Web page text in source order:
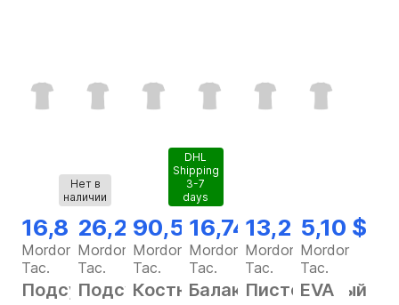
16,82 $
Mordor
Tac.
Подсумок
Нет в
наличии
26,28 $
Mordor
Tac.
Подсумок
90,56 $
Mordor
Tac.
Костюм
DHL
Shipping
3-7
days
16,74 $
Mordor
Tac.
Балаклава
13,25 $
Mordor
Tac.
Пистолетный
5,10 $
Mordor
Tac.
EVA